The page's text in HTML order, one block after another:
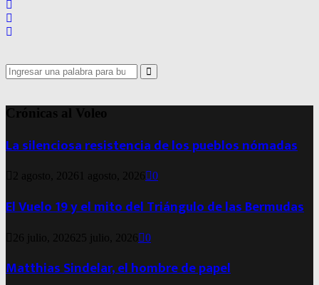
Search
for:
Search
Crónicas al Voleo
La silenciosa resistencia de los pueblos nómadas
2 agosto, 2026 1 agosto, 2026 0
El Vuelo 19 y el mito del Triángulo de las Bermudas
26 julio, 2026 25 julio, 2026 0
Matthias Sindelar, el hombre de papel